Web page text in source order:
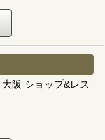
阪 ショップ&レス